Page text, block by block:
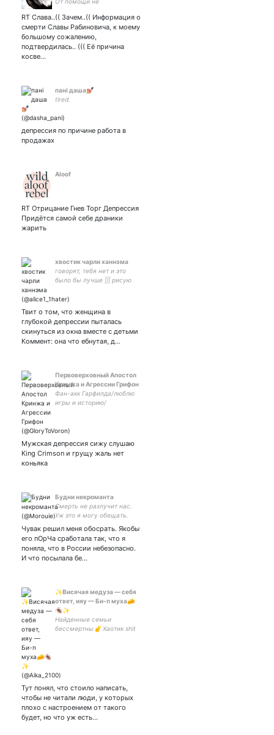
Трое детей и два кота.
RT Слава..(( Зачем..(( Информация о
смерти Славы Рабиновича, к моему
большому сожалению,
подтвердилась.. ((( Еë причина
косве…
пані даша💅🏼
tired.
депрессия по причине работа в
продажах
Aloof
RT Отрицание Гнев Торг Депрессия
Придётся самой себе драники
жарить
хвостик чарли ханнэма
говорят, тебя нет и это
было бы лучше ||| рисую
закончились
Твит о том, что женщина в
глубокой депрессии пыталась
скинуться из окна вместе с детьми
Коммент: она что ебнутая, д…
Первоверховный Апостол
Кринжа и Агрессии Грифон
Фан-акк Гарфилда/люблю
игры и историю/
выжить в одиночестве
эпитафией.
Мужская депрессия сижу слушаю
King Crimson и грущу жаль нет
коньяка
Будни некроманта
Смерть не разлучит нас.
Уж это я могу обещать.
некроманта в 6 поколении.
Твиттер - моя отдушина.
Отъебитесь от меня со
своим «что случилось»
Чувак решил меня обосрать. Якобы
его пОрЧа сработала так, что я
поняла, что в России небезопасно.
И что посылала бе…
✨Висячая медуза — себя
ответ, ияу — Би-п муха🧀
🪳✨
Найденные семьи
бессмертны✌ Хаотик shit
Kid:
Тут понял, что стоило написать,
чтобы не читали люди, у которых
плохо с настроением от такого
будет, но что уж есть…